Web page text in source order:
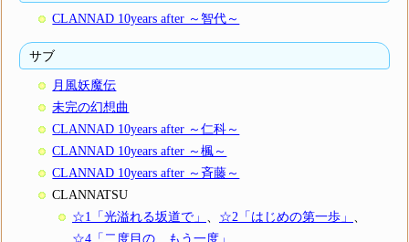
CLANNAD 10years after ～智代～
サブ
月風妖魔伝
未完の幻想曲
CLANNAD 10years after ～仁科～
CLANNAD 10years after ～楓～
CLANNAD 10years after ～斉藤～
CLANNATSU
☆1「光溢れる坂道で」 、 ☆2「はじめの第一歩」 、
☆4「二度目の、もう一度」